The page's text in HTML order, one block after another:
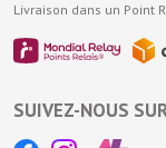
Livraison dans un Point
SUIVEZ-NOUS